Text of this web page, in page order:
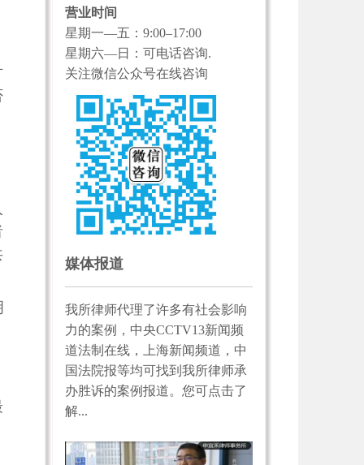
营业时间
星期一—五：9:00–17:00
星期六—日：可电话咨询.
关注微信公众号在线咨询
媒体报道
我所律师代理了许多有社会影响
力的案例，中央CCTV13新闻频
道法制在线，上海新闻频道，中
国法院报等均可找到我所律师承
办胜诉的案例报道。您可点击了
解...